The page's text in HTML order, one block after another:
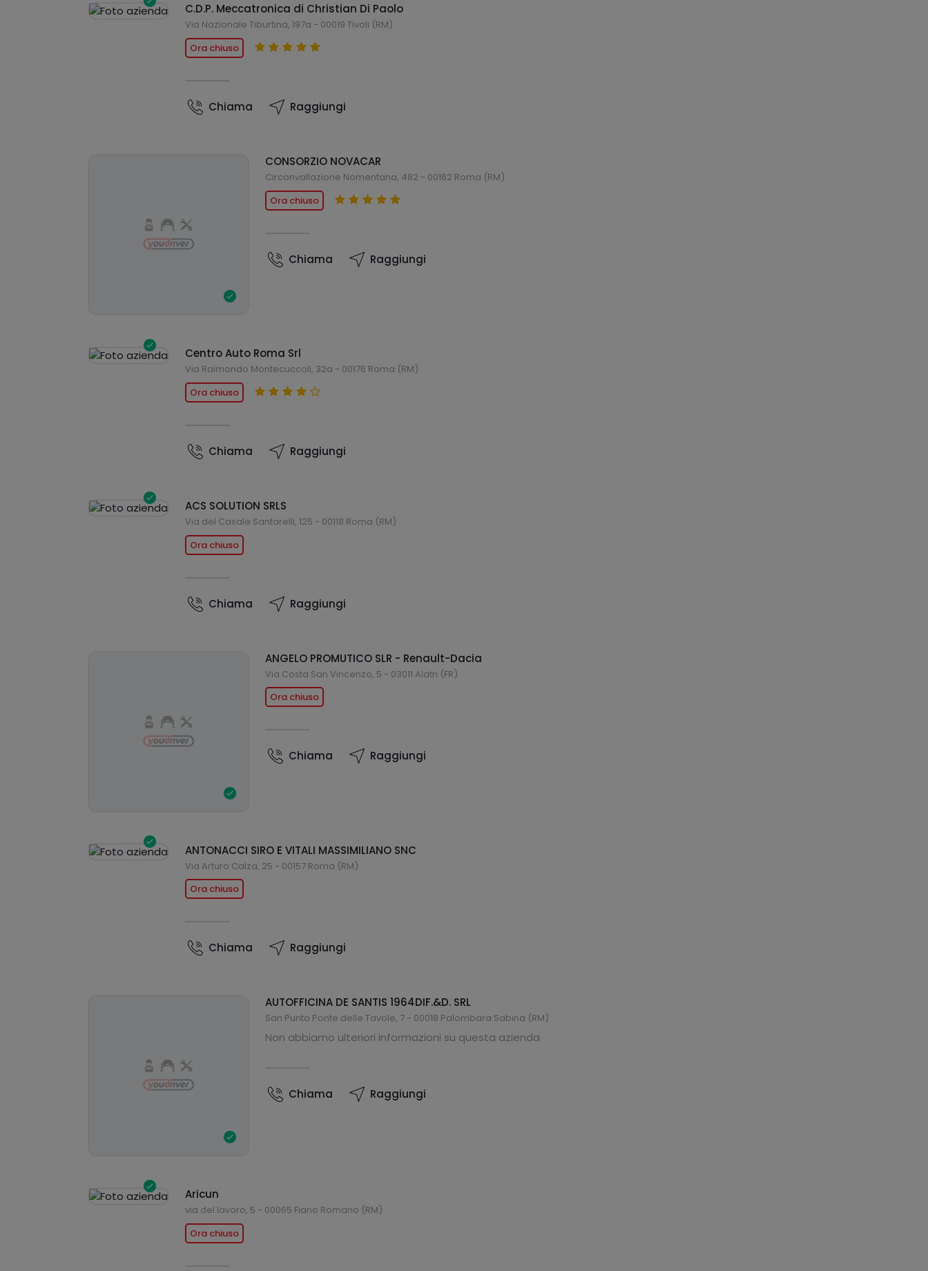
C.D.P. Meccatronica di Christian Di Paolo
Via Nazionale Tiburtina, 197a - 00019 Tivoli (RM)
Ora chiuso
Chiama Raggiungi
CONSORZIO NOVACAR
Circonvallazione Nomentana, 482 - 00162 Roma (RM)
Ora chiuso
Chiama Raggiungi
Centro Auto Roma Srl
Via Raimondo Montecuccoli, 32a - 00176 Roma (RM)
Ora chiuso
Chiama Raggiungi
ACS SOLUTION SRLS
Via del Casale Santarelli, 125 - 00118 Roma (RM)
Ora chiuso
Chiama Raggiungi
ANGELO PROMUTICO SLR - Renault-Dacia
Via Costa San Vincenzo, 5 - 03011 Alatri (FR)
Ora chiuso
Chiama Raggiungi
ANTONACCI SIRO E VITALI MASSIMILIANO SNC
Via Arturo Calza, 25 - 00157 Roma (RM)
Ora chiuso
Chiama Raggiungi
AUTOFFICINA DE SANTIS 1964DIF.&D. SRL
San Punto Ponte delle Tavole, 7 - 00018 Palombara Sabina (RM)
Non abbiamo ulteriori informazioni su questa azienda
Chiama Raggiungi
Aricun
via del lavoro, 5 - 00065 Fiano Romano (RM)
Ora chiuso